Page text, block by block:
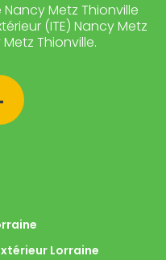
Metz Thionville
(ITE) Nancy Metz
Thionville.
Lorraine